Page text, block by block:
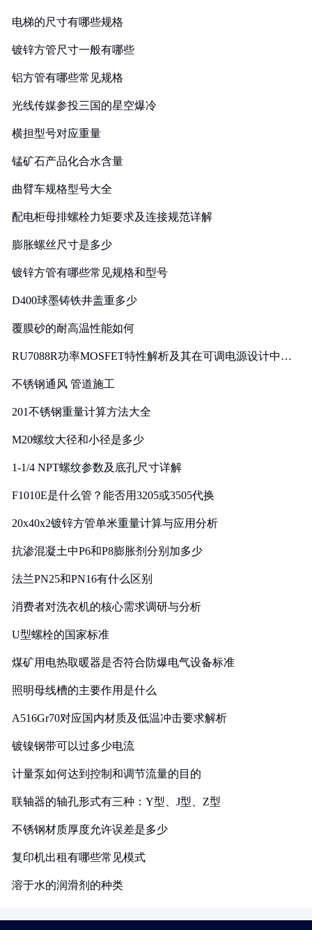
电梯的尺寸有哪些规格
镀锌方管尺寸一般有哪些
铝方管有哪些常见规格
光线传媒参投三国的星空爆冷
横担型号对应重量
锰矿石产品化合水含量
曲臂车规格型号大全
配电柜母排螺栓力矩要求及连接规范详解
膨胀螺丝尺寸是多少
镀锌方管有哪些常见规格和型号
D400球墨铸铁井盖重多少
覆膜砂的耐高温性能如何
RU7088R功率MOSFET特性解析及其在可调电源设计中的
不锈钢通风 管道施工
201不锈钢重量计算方法大全
M20螺纹大径和小径是多少
1-1/4 NPT螺纹参数及底孔尺寸详解
F1010E是什么管？能否用3205或3505代换
20x40x2镀锌方管单米重量计算与应用分析
抗渗混凝土中P6和P8膨胀剂分别加多少
法兰PN25和PN16有什么区别
消费者对洗衣机的核心需求调研与分析
U型螺栓的国家标准
煤矿用电热取暖器是否符合防爆电气设备标准
照明母线槽的主要作用是什么
A516Gr70对应国内材质及低温冲击要求解析
镀镍钢带可以过多少电流
计量泵如何达到控制和调节流量的目的
联轴器的轴孔形式有三种：Y型、J型、Z型
不锈钢材质厚度允许误差是多少
复印机出租有哪些常见模式
溶于水的润滑剂的种类